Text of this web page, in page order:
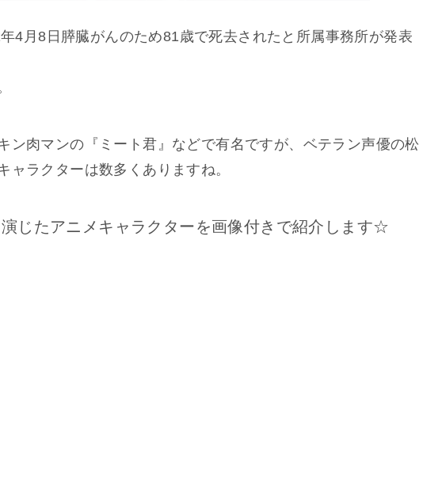
4月8日膵臓がんのため81歳で死去されたと所属事務所が発表
ン肉マンの『ミート君』などで有名ですが、ベテラン声優の松
ャラクターは数多くありますね。
じたアニメキャラクターを画像付きで紹介します☆